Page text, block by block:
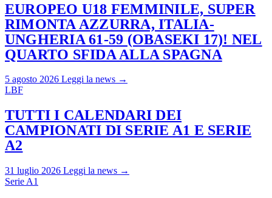
EUROPEO U18 FEMMINILE, SUPER
RIMONTA AZZURRA, ITALIA-
UNGHERIA 61-59 (OBASEKI 17)! NEL
QUARTO SFIDA ALLA SPAGNA
5 agosto 2026 Leggi la news →
LBF
TUTTI I CALENDARI DEI
CAMPIONATI DI SERIE A1 E SERIE
A2
31 luglio 2026 Leggi la news →
Serie A1